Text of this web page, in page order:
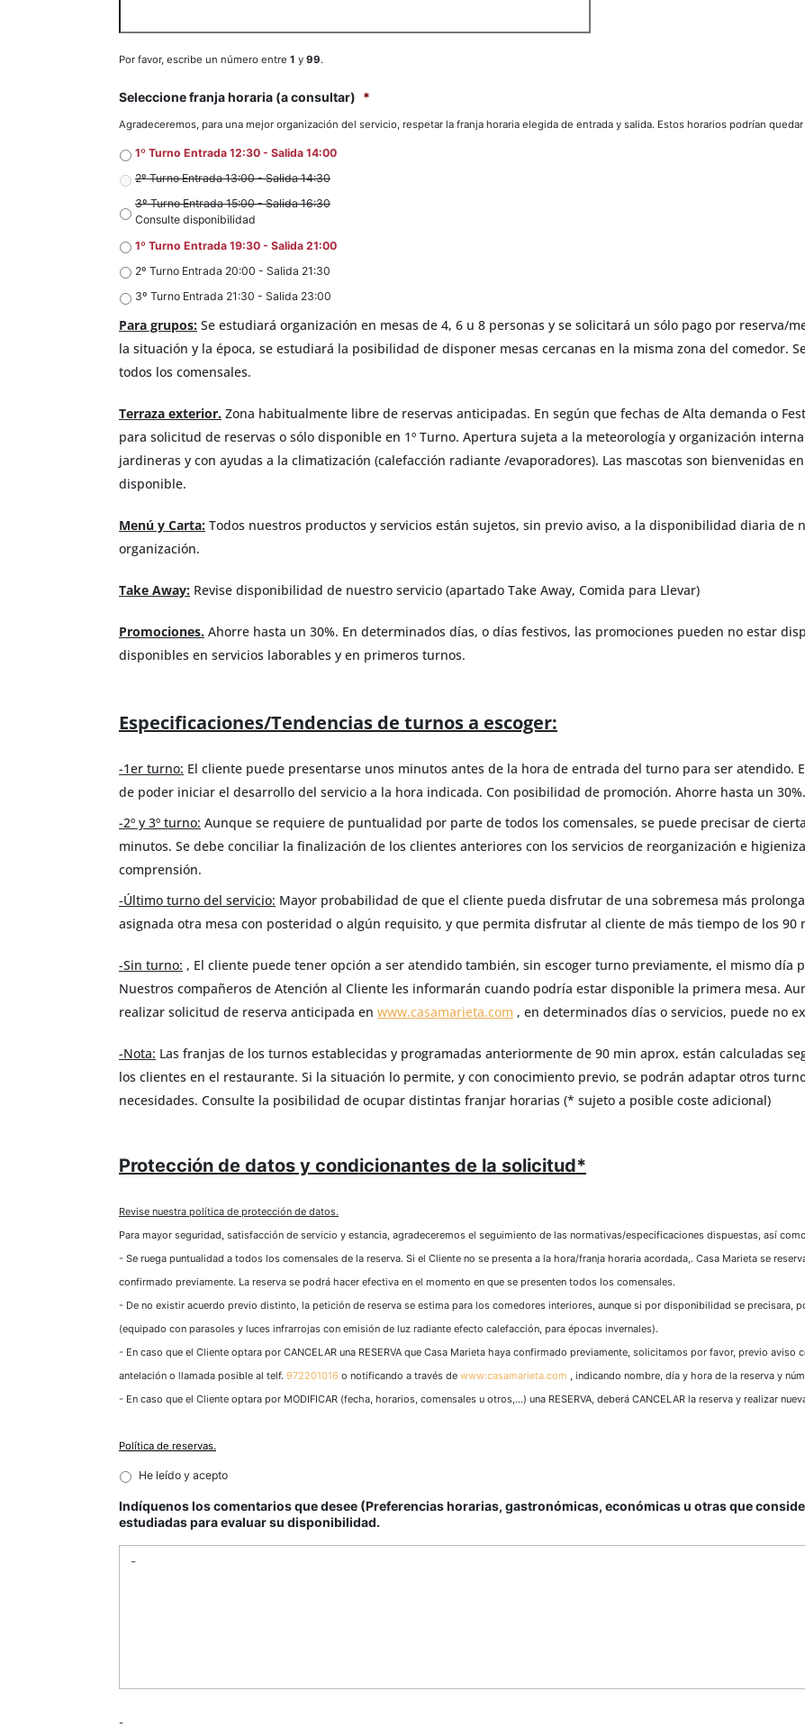
Por favor, escribe un número entre 1 y 99.
Seleccione franja horaria (a consultar) *
Agradeceremos, para una mejor organización del servicio, respetar la franja horaria elegida de entrada y salida. Estos horarios podrían
1º Turno Entrada 12:30 - Salida 14:00
2º Turno Entrada 13:00 - Salida 14:30
3º Turno Entrada 15:00 - Salida 16:30
Consulte disponibilidad
1º Turno Entrada 19:30 - Salida 21:00
2º Turno Entrada 20:00 - Salida 21:30
3º Turno Entrada 21:30 - Salida 23:00
Para grupos: Se estudiará organización en mesas de 4, 6 u 8 personas y se solicitará un sólo pago por reserva/
la situación y la época, se estudiará la posibilidad de disponer mesas cercanas en la misma zona del comedor.
todos los comensales.
Terraza exterior. Zona habitualmente libre de reservas anticipadas. En según que fechas de Alta demanda o
para solicitud de reservas o sólo disponible en 1º Turno. Apertura sujeta a la meteorología y organización
jardineras y con ayudas a la climatización (calefacción radiante /evaporadores). Las mascotas son bienvenidas
disponible.
Menú y Carta: Todos nuestros productos y servicios están sujetos, sin previo aviso, a la disponibilidad diaria de
organización.
Take Away: Revise disponibilidad de nuestro servicio (apartado Take Away, Comida para Llevar)
Promociones. Ahorre hasta un 30%. En determinados días, o días festivos, las promociones pueden no estar
disponibles en servicios laborables y en primeros turnos.
Especificaciones/Tendencias de turnos a escoger:
-1er turno: El cliente puede presentarse unos minutos antes de la hora de entrada del turno para ser atendido.
de poder iniciar el desarrollo del servicio a la hora indicada. Con posibilidad de promoción. Ahorre hasta un 30%.
-2º y 3º turno: Aunque se requiere de puntualidad por parte de todos los comensales, se puede precisar de
minutos. Se debe conciliar la finalización de los clientes anteriores con los servicios de reorganización e
comprensión.
-Último turno del servicio: Mayor probabilidad de que el cliente pueda disfrutar de una sobremesa más
asignada otra mesa con posteridad o algún requisito, y que permita disfrutar al cliente de más tiempo de los
-Sin turno: , El cliente puede tener opción a ser atendido también, sin escoger turno previamente, el mismo día
Nuestros compañeros de Atención al Cliente les informarán cuando podría estar disponible la primera mesa.
realizar solicitud de reserva anticipada en www.casamarieta.com , en determinados días o servicios, puede no
-Nota: Las franjas de los turnos establecidas y programadas anteriormente de 90 min aprox, están calculadas
los clientes en el restaurante. Si la situación lo permite, y con conocimiento previo, se podrán adaptar otros
necesidades. Consulte la posibilidad de ocupar distintas franjar horarias (* sujeto a posible coste adicional)
datos
de
la
Revise
nuestra
política
protección
de
Para
mayor
de
y
agradeceremos
el
seguimiento
de
de
y
Protección de datos y condicionantes de la solicitud*
Revise nuestra política de protección de datos.
Para mayor seguridad, satisfacción de servicio y estancia, agradeceremos el seguimiento de las normativas/especificaciones dispuestas, así
- Se ruega puntualidad a todos los comensales de la reserva. Si el Cliente no se presenta a la hora/franja horaria acordada,. Casa Marieta se
confirmado previamente. La reserva se podrá hacer efectiva en el momento en que se presenten todos los comensales.
- De no existir acuerdo previo distinto, la petición de reserva se estima para los comedores interiores, aunque si por disponibilidad se precisara,
(equipado con parasoles y luces infrarrojas con emisión de luz radiante efecto calefacción, para épocas invernales).
- En caso que el Cliente optara por CANCELAR una RESERVA que Casa Marieta haya confirmado previamente, solicitamos por favor, previo aviso
antelación o llamada posible al telf. 972201016 o notificando a través de www:casamarieta.com , indicando nombre, día y hora de la reserva y
- En caso que el Cliente optara por MODIFICAR (fecha, horarios, comensales u otros,…) una RESERVA, deberá CANCELAR la reserva y realizar
Política de reservas.
He leído y acepto
Indíquenos los comentarios que desee (Preferencias horarias, gastronómicas, económicas u otras que
estudiadas para evaluar su disponibilidad.
-